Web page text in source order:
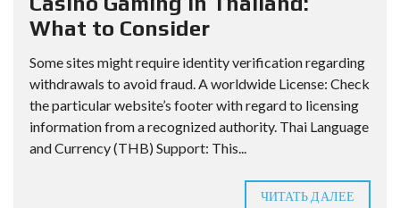
What to Consider
Some sites might require identity verification regarding
withdrawals to avoid fraud. A worldwide License: Check
the particular website’s footer with regard to licensing
information from a recognized authority. Thai Language
and Currency (THB) Support: This...
ЧИТАТЬ ДАЛЕЕ